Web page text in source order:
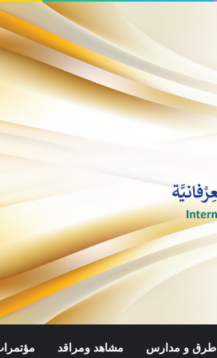
طرق و مدارس مشاهد ومراقد